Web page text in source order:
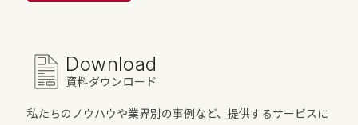
Download
資料ダウンロード
私たちのノウハウや業界別の事例など、提供するサービスに